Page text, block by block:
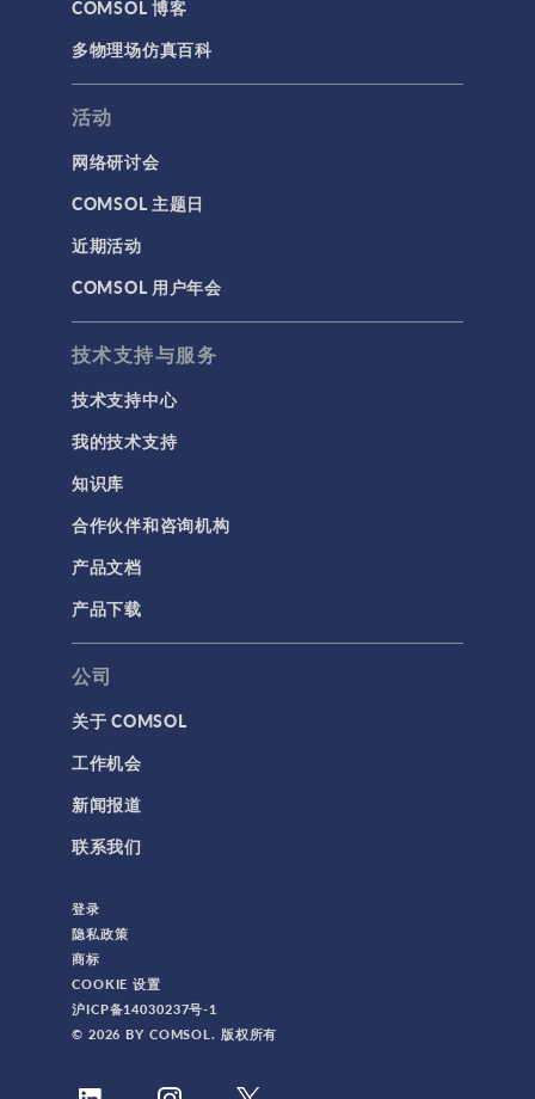
COMSOL 博客
多物理场仿真百科
活动
网络研讨会
COMSOL 主题日
近期活动
COMSOL 用户年会
技术支持与服务
技术支持中心
我的技术支持
知识库
合作伙伴和咨询机构
产品文档
产品下载
公司
关于 COMSOL
工作机会
新闻报道
联系我们
登录
隐私政策
商标
COOKIE 设置
沪ICP备14030237号-1
© 2026 BY COMSOL. 版权所有